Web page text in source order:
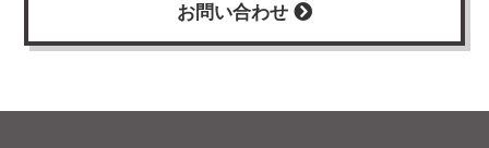
お問い合わせ